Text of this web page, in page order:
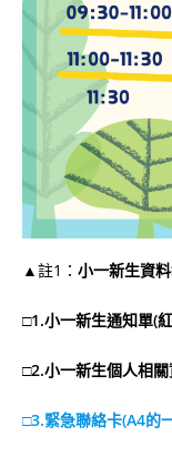
▲註1： 小一新生資
□1.小一新生通知單(
□2.小一新生個人相
□3.緊急聯絡卡(A4的